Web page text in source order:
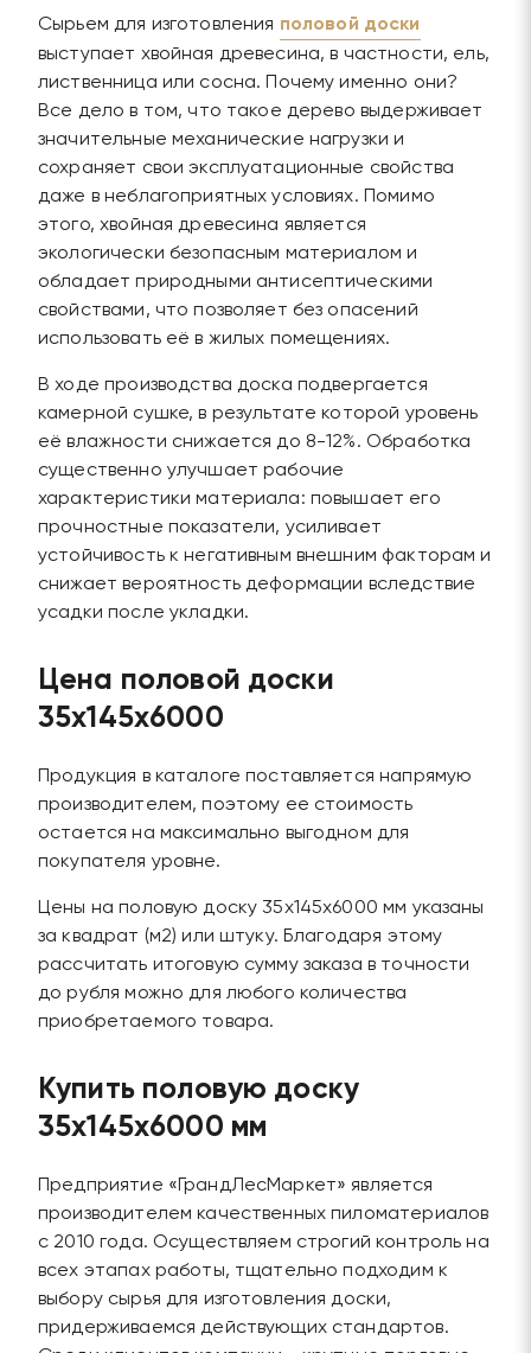
Сырьем для изготовления половой доски
выступает хвойная древесина, в частности, ель,
лиственница или сосна. Почему именно они?
Все дело в том, что такое дерево выдерживает
значительные механические нагрузки и
сохраняет свои эксплуатационные свойства
даже в неблагоприятных условиях. Помимо
этого, хвойная древесина является
экологически безопасным материалом и
обладает природными антисептическими
свойствами, что позволяет без опасений
использовать её в жилых помещениях.
В ходе производства доска подвергается
камерной сушке, в результате которой уровень
её влажности снижается до 8-12%. Обработка
существенно улучшает рабочие
характеристики материала: повышает его
прочностные показатели, усиливает
устойчивость к негативным внешним факторам и
снижает вероятность деформации вследствие
усадки после укладки.
Цена половой доски
35х145х6000
Продукция в каталоге поставляется напрямую
производителем, поэтому ее стоимость
остается на максимально выгодном для
покупателя уровне.
Цены на половую доску 35х145х6000 мм указаны
за квадрат (м2) или штуку. Благодаря этому
рассчитать итоговую сумму заказа в точности
до рубля можно для любого количества
приобретаемого товара.
Купить половую доску
35х145х6000 мм
Предприятие «ГрандЛесМаркет» является
производителем качественных пиломатериалов
с 2010 года. Осуществляем строгий контроль на
всех этапах работы, тщательно подходим к
выбору сырья для изготовления доски,
придерживаемся действующих стандартов.